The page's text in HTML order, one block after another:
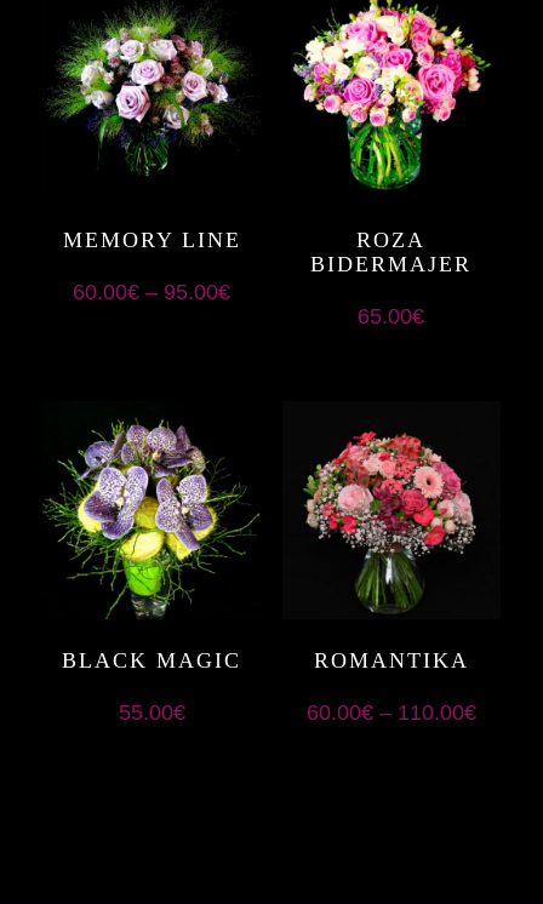
MEMORY LINE
60.00€ – 95.00€
različic.
Možnosti
lahko
izberete
ROZA
BIDERMAJER
65.00€
BLACK MAGIC
55.00€
ROMANTIKA
60.00€– 110.00€